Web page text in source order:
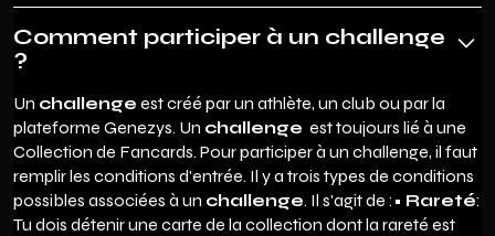
Comment participer à un challenge
?
Un challenge est créé par un athlète, un club ou par la
plateforme Genezys. Un challenge est toujours lié à une
Collection de Fancards. Pour participer à un challenge, il faut
remplir les conditions d'entrée. Il y a trois types de conditions
possibles associées à un challenge. Il s'agit de :• Rareté:
Tu dois détenir une carte de la collection dont la rareté est